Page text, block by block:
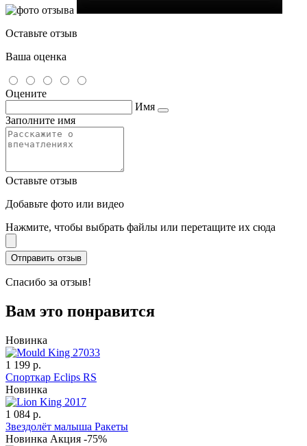
Оставьте отзыв
Ваша оценка
Оцените
Имя
Заполните имя
Оставьте отзыв
Добавьте фото или видео
Нажмите, чтобы выбрать файлы или перетащите их сюда
Спасибо за отзыв!
Вам это понравится
Новинка
1 199 р.
Спорткар Eclips RS
Новинка
1 084 р.
Звездолёт малыша Ракеты
Новинка Акция -75%